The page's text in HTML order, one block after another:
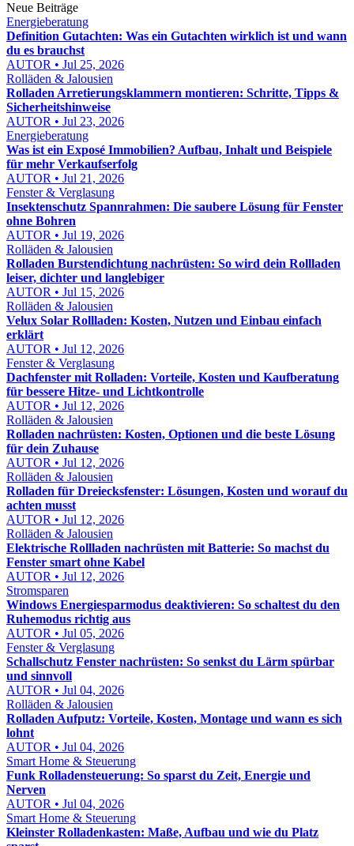
Neue Beiträge
Energieberatung
Definition Gutachten: Was ein Gutachten wirklich ist und wann
du es brauchst
AUTOR • Jul 25, 2026
Rolläden & Jalousien
Rolladen Arretierungsklammern montieren: Schritte, Tipps &
Sicherheitshinweise
AUTOR • Jul 23, 2026
Energieberatung
Was ist ein Exposé Immobilien? Aufbau, Inhalt und Beispiele
für mehr Verkaufserfolg
AUTOR • Jul 21, 2026
Fenster & Verglasung
Insektenschutz Spannrahmen: Die saubere Lösung für Fenster
ohne Bohren
AUTOR • Jul 19, 2026
Rolläden & Jalousien
Rolladen Burstendichtung nachrüsten: So wird dein Rollladen
leiser, dichter und langlebiger
AUTOR • Jul 15, 2026
Rolläden & Jalousien
Velux Solar Rollladen: Kosten, Nutzen und Einbau einfach
erklärt
AUTOR • Jul 12, 2026
Fenster & Verglasung
Dachfenster mit Rolladen: Vorteile, Kosten und Kaufberatung
für bessere Hitze- und Lichtkontrolle
AUTOR • Jul 12, 2026
Rolläden & Jalousien
Rolladen nachrüsten: Kosten, Optionen und die beste Lösung
für dein Zuhause
AUTOR • Jul 12, 2026
Rolläden & Jalousien
Rolladen für Dreiecksfenster: Lösungen, Kosten und worauf du
achten musst
AUTOR • Jul 12, 2026
Rolläden & Jalousien
Elektrische Rollladen nachrüsten mit Batterie: So machst du
Fenster smart ohne Kabel
AUTOR • Jul 12, 2026
Stromsparen
Windows Energiesparmodus deaktivieren: So schaltest du den
Ruhemodus richtig aus
AUTOR • Jul 05, 2026
Fenster & Verglasung
Schallschutz Fenster nachrüsten: So senkst du Lärm spürbar
und sinnvoll
AUTOR • Jul 04, 2026
Rolläden & Jalousien
Rolladen Aufputz: Vorteile, Kosten, Montage und wann es sich
lohnt
AUTOR • Jul 04, 2026
Smart Home & Steuerung
Funk Rolladensteuerung: So sparst du Zeit, Energie und
Nerven
AUTOR • Jul 04, 2026
Smart Home & Steuerung
Kleinster Rolladenkasten: Maße, Aufbau und wie du Platz